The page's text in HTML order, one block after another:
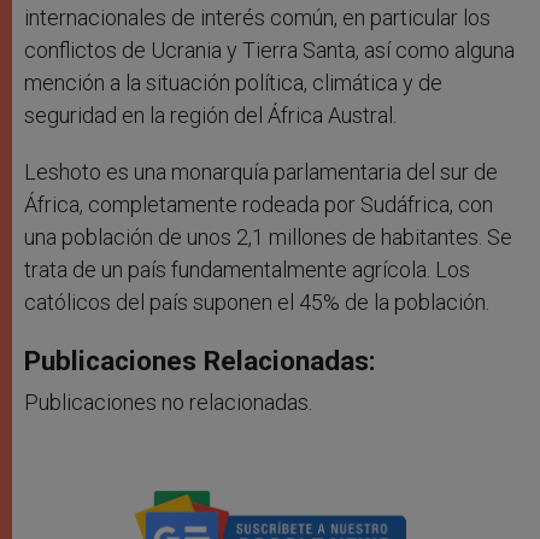
internacionales de interés común, en particular los
conflictos de Ucrania y Tierra Santa, así como alguna
mención a la situación política, climática y de
seguridad en la región del África Austral.
Leshoto es una monarquía parlamentaria del sur de
África, completamente rodeada por Sudáfrica, con
una población de unos 2,1 millones de habitantes. Se
trata de un país fundamentalmente agrícola. Los
católicos del país suponen el 45% de la población.
Publicaciones Relacionadas:
Publicaciones no relacionadas.